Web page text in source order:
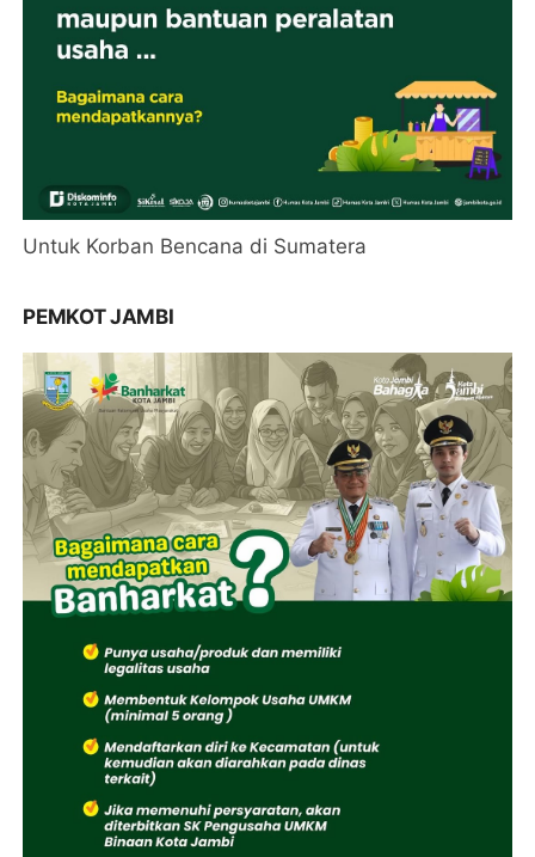
Untuk Korban Bencana di Sumatera
PEMKOT JAMBI